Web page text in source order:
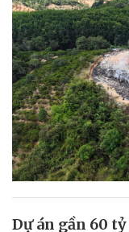
Dự án gần 60